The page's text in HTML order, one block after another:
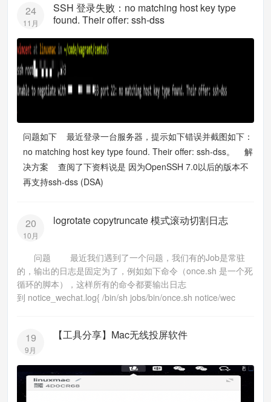
24
11月
SSH 登录失败：no matching host key type
found. Their offer: ssh-dss
问题如下 最近登录一台服务器，提示如下错误并截图如下：
no matching host key type found. Their offer: ssh-dss。 解
决方案 查阅了下资料说是 因为OpenSSH 7.0以后的版本不
再支持ssh-dss (DSA)
20
10月
logrotate copytruncate 模式滚动切割日志
问题 最近我们遇到了一个问题，我们有的Job是常驻
的，输出的日志是固定为了，例如如下命令（once.sh 是一个死
循环的脚本），这样所有的命令都要输出日志
到 notice_wechat.log{ /bin/sh jobs/bin/once.sh notice/wec
19
9月
【工具分享】Mac无线投屏软件